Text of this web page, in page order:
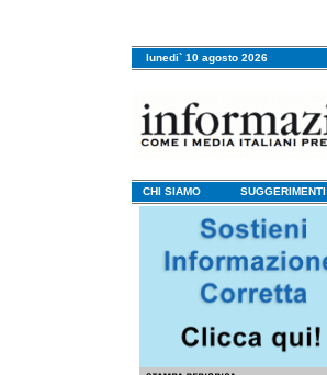
lunedi` 10 agosto 2026
CHI SIAMO SUGGERIMENTI